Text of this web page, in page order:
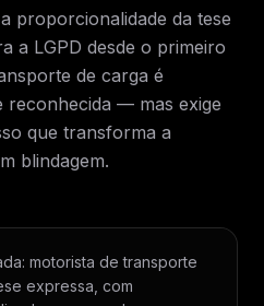
proporcionalidade da tese
a LGPD desde o primeiro
de carga é
reconhecida — mas exige
que transforma a
blindagem.
motorista de transporte
expressa, com